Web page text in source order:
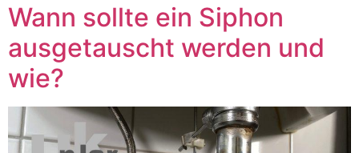
Wann sollte ein Siphon
ausgetauscht werden und
wie?